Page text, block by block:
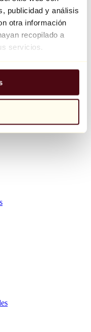
publicidad y análisis
otra información
recopilado a
servicios.